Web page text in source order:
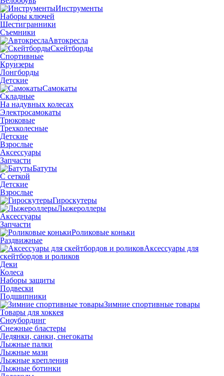
Инструменты
Наборы ключей
Шестигранники
Съемники
Автокресла
Скейтборды
Спортивные
Круизеры
Лонгборды
Детские
Самокаты
Складные
На надувных колесах
Электросамокаты
Трюковые
Трехколесные
Детские
Взрослые
Аксессуары
Запчасти
Батуты
С сеткой
Детские
Взрослые
Гироскутеры
Лыжероллеры
Аксессуары
Запчасти
Роликовые коньки
Раздвижные
Аксессуары для
скейтбордов и роликов
Деки
Колеса
Наборы защиты
Подвески
Подшипники
Зимние спортивные товары
Товары для хоккея
Сноубординг
Снежные бластеры
Ледянки, санки, снегокаты
Лыжные палки
Лыжные мази
Лыжные крепления
Лыжные ботинки